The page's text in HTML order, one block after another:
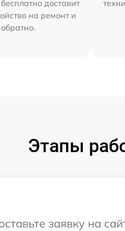
доставит
на ремонт и
обратно.
Этапы
заявку на